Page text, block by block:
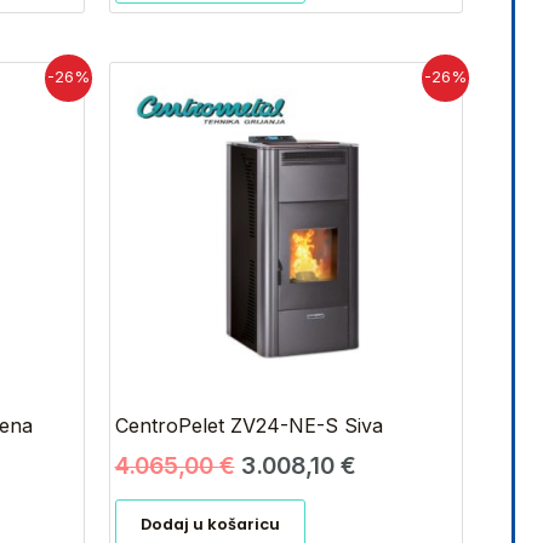
-26% -26%
CentroPelet ZV24-NE-S Siva
4.065,00€
cijena
bila
je:
4.065,00 €.
3.008,10 €
Trenutna
Dodaj u košaricu